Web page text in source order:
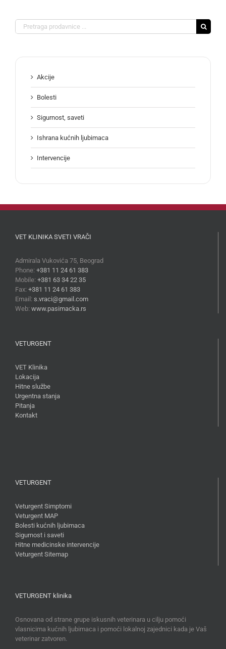
Search
for:
Akcije
Bolesti
Sigurnost, saveti
Ishrana kućnih ljubimaca
Intervencije
VET KLINIKA SVETI VRAČI
Admirala Vukovića 75, Beograd
Phone: +381 11 24 61 383
Mobile: +381 63 34 22 35
Fax: +381 11 24 61 383
Email: s.vraci@gmail.com
Web: www.pasimacka.rs
VETURGENT
VET Klinika
Lokacija
Hitne službe
Urgentna stanja
Pitanja
Kontakt
VETURGENT
Veturgent Simptomi
Veturgent MAP
Bolesti kućnih ljubimaca
Sigurnost i saveti
Hitne medicinske intervencije
Veturgent Sitemap
VETURGENT klinika
Osnovana od strane grupe iskusnih veterinara u cilju pomoći
vlasnicima kućnih ljubimaca i pomoći lokalnoj zajednici kada je Vaš
veterinar zatvoren.